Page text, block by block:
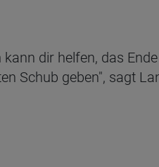
dir helfen, das
Schub geben", sagt